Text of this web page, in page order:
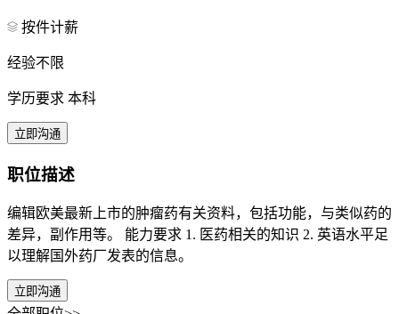
按件计薪
经验不限
学历要求 本科
立即沟通
职位描述
编辑欧美最新上市的肿瘤药有关资料，包括功能，与类似药的
差异，副作用等。 能力要求 1. 医药相关的知识 2. 英语水平足
以理解国外药厂发表的信息。
立即沟通